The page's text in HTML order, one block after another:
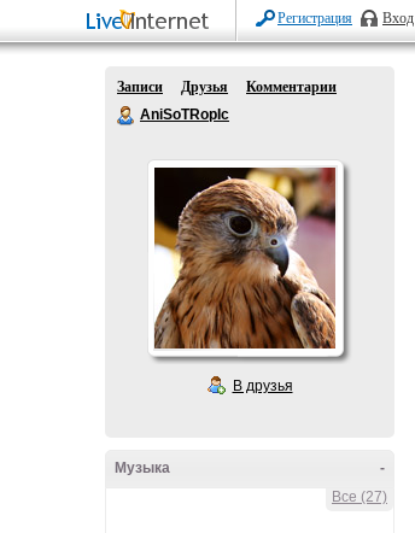
Регистрация Вход
Записи Друзья
Комментарии
AniSoTRopIc
В друзья
-
Музыка
Все (27)